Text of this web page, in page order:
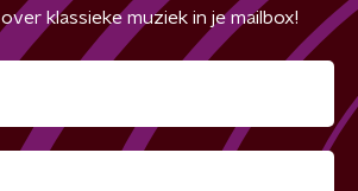
klassieke muziek in je mailbox!